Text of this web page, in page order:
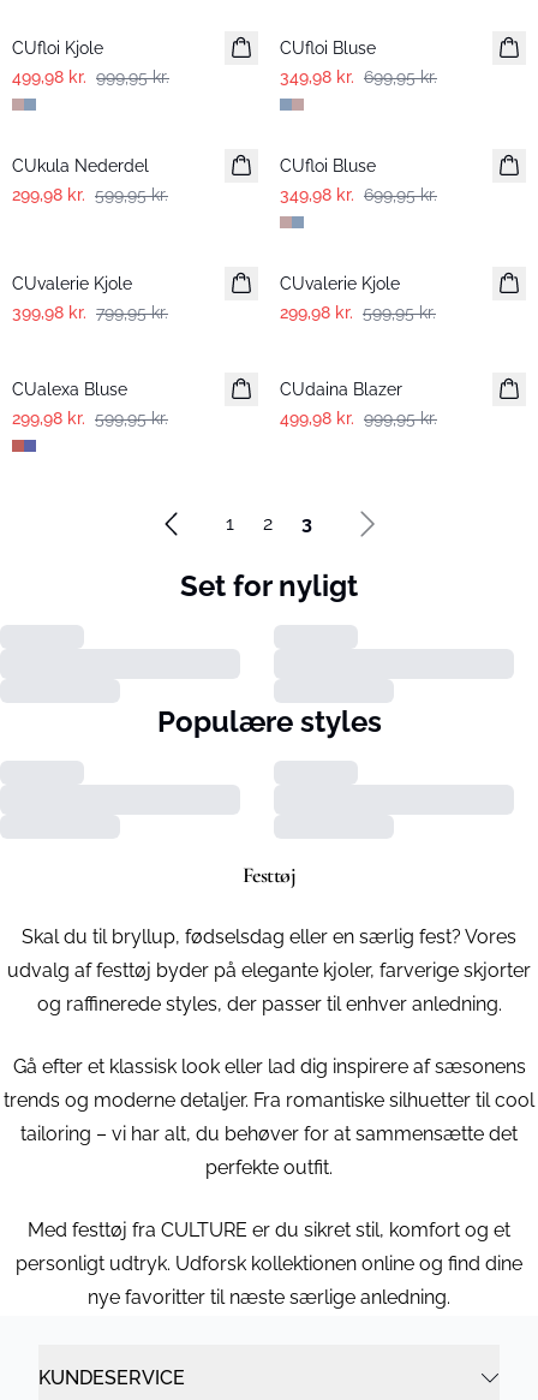
CUfloi Kjole
499,98 kr. 999,95 kr.
CUfloi Bluse
349,98 kr. 699,95 kr.
-50%
CUkula Nederdel
299,98 kr. 599,95 kr.
-50%
CUfloi Bluse
349,98 kr. 699,95 kr.
CUvalerie Kjole
399,98 kr. 799,95 kr.
-50%
CUvalerie Kjole
299,98 kr. 599,95 kr.
CUalexa Bluse
299,98 kr. 599,95 kr.
CUdaina Blazer
499,98 kr. 999,95 kr.
1 2 3
Set for nyligt
Populære styles
Festtøj
Skal du til bryllup, fødselsdag eller en særlig fest? Vores
udvalg af festtøj byder på elegante kjoler, farverige skjorter
og raffinerede styles, der passer til enhver anledning.
Gå efter et klassisk look eller lad dig inspirere af sæsonens
trends og moderne detaljer. Fra romantiske silhuetter til cool
tailoring – vi har alt, du behøver for at sammensætte det
perfekte outfit.
Med festtøj fra CULTURE er du sikret stil, komfort og et
personligt udtryk. Udforsk kollektionen online og find dine
nye favoritter til næste særlige anledning.
KUNDESERVICE